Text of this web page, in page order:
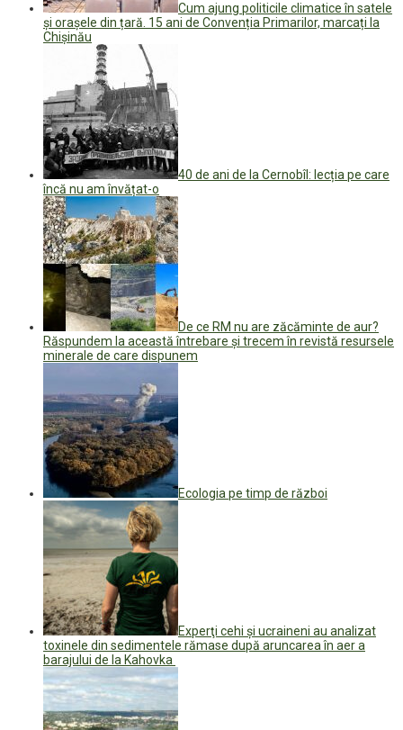
Cum ajung politicile climatice în satele
și orașele din țară. 15 ani de Convenția Primarilor, marcați la
Chișinău
40 de ani de la Cernobîl: lecția pe care
încă nu am învățat-o
De ce RM nu are zăcăminte de aur?
Răspundem la această întrebare și trecem în revistă resursele
minerale de care dispunem
Ecologia pe timp de război
Experţi cehi şi ucraineni au analizat
toxinele din sedimentele rămase după aruncarea în aer a
barajului de la Kahovka